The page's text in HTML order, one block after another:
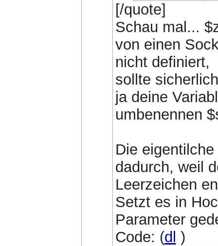
[/quote]
Schau mal...
von einen
nicht definiert,
sollte
ja deine
umbenennen
Die
dadurch, weil
Leerzeichen
Setzt es in
Parameter
Code: (dl )